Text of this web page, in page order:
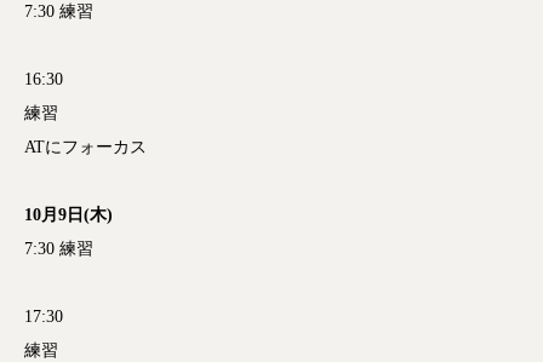
7:30 練習
16:30
練習
ATにフォーカス
10月9日(木)
7:30 練習
17:30
練習